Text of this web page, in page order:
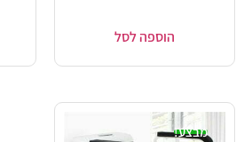
הוספה לסל
מבצע!